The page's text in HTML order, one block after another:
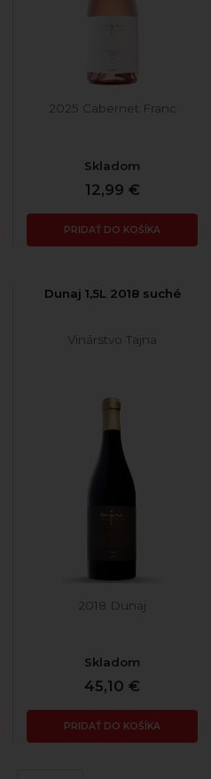
2025 Cabernet Franc
Skladom
12,99 €
PRIDAŤ DO KOŠÍKA
Dunaj 1,5L 2018 suché
Vinárstvo Tajna
2018 Dunaj
Skladom
45,10 €
PRIDAŤ DO KOŠÍKA